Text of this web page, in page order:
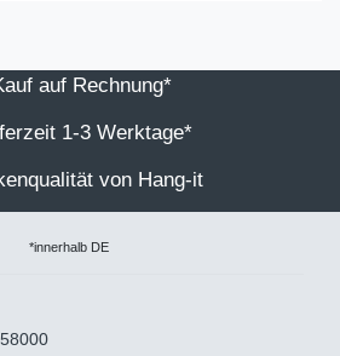
auf Rechnung*
1-3 Werktage*
von Hang-it
*innerhalb DE